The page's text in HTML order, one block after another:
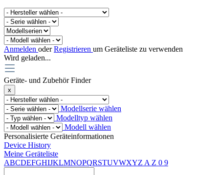
Anmelden oderRegistrieren um Geräteliste zu verwenden
Wird geladen...
Geräte- und Zubehör Finder
x
Modellserie wählen
Modelltyp wählen
Modell wählen
Personalisierte Geräteinformationen
Device History
Meine Geräteliste
ABCDEFGHIJKLMNOPQRSTUVWXYZ A Z 0 9